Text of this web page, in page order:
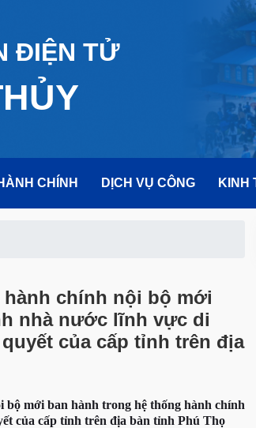
ĐIỆN TỬ
CHÍNH DỊCH VỤ CÔNG KINH
chính nội bộ mới
nhà nước lĩnh vực di
của cấp tỉnh trên địa
mới ban hành trong hệ thống hành chính
của cấp tỉnh trên địa bàn tỉnh Phú Thọ